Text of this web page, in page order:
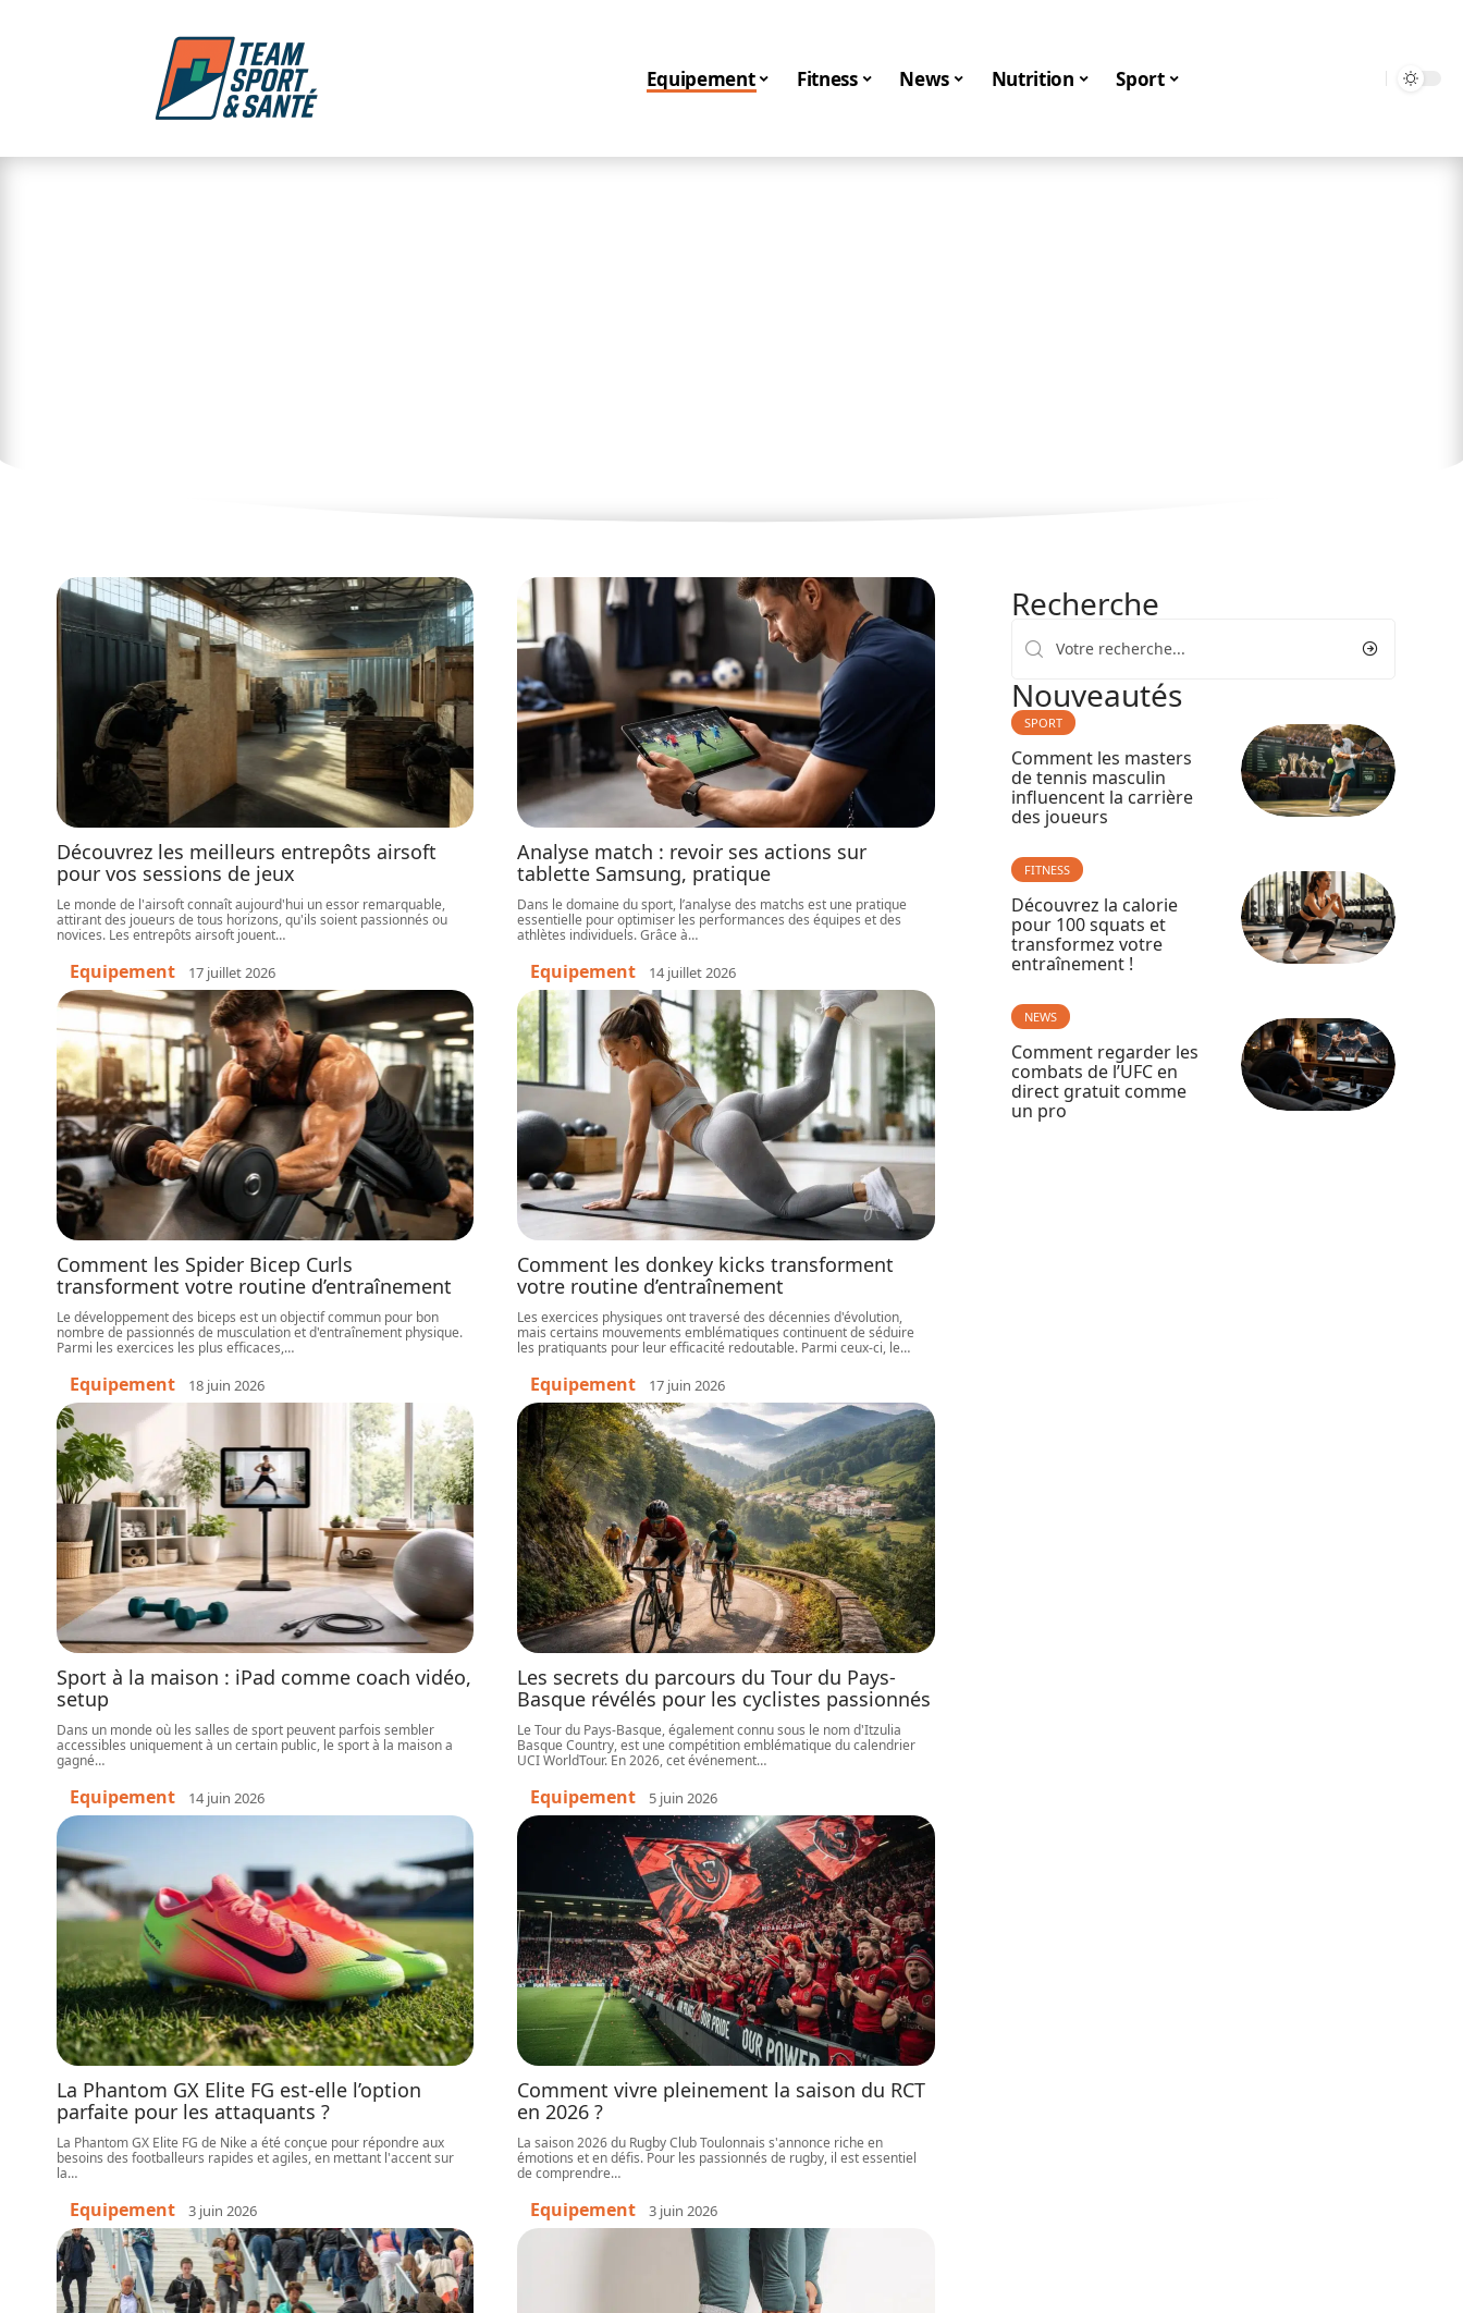
Equipement Fitness News Nutrition Sport
Découvrez les meilleurs entrepôts airsoft
pour vos sessions de jeux
Le monde de l'airsoft connaît aujourd'hui un essor remarquable,
attirant des joueurs de tous horizons, qu'ils soient passionnés ou
novices. Les entrepôts airsoft jouent…
Equipement 17 juillet 2026
Analyse match : revoir ses actions sur
tablette Samsung, pratique
Dans le domaine du sport, l’analyse des matchs est une pratique
essentielle pour optimiser les performances des équipes et des
athlètes individuels. Grâce à…
Equipement 14 juillet 2026
Comment les Spider Bicep Curls
transforment votre routine d’entraînement
Le développement des biceps est un objectif commun pour bon
nombre de passionnés de musculation et d'entraînement physique.
Parmi les exercices les plus efficaces,…
Equipement 18 juin 2026
Comment les donkey kicks transforment
votre routine d’entraînement
Les exercices physiques ont traversé des décennies d'évolution,
mais certains mouvements emblématiques continuent de séduire
les pratiquants pour leur efficacité redoutable. Parmi ceux-ci, le…
Equipement 17 juin 2026
Sport à la maison : iPad comme coach vidéo,
setup
Dans un monde où les salles de sport peuvent parfois sembler
accessibles uniquement à un certain public, le sport à la maison a
gagné…
Equipement 14 juin 2026
Les secrets du parcours du Tour du Pays-
Basque révélés pour les cyclistes passionnés
Le Tour du Pays-Basque, également connu sous le nom d'Itzulia
Basque Country, est une compétition emblématique du calendrier
UCI WorldTour. En 2026, cet événement…
Equipement 5 juin 2026
La Phantom GX Elite FG est-elle l’option
parfaite pour les attaquants ?
La Phantom GX Elite FG de Nike a été conçue pour répondre aux
besoins des footballeurs rapides et agiles, en mettant l'accent sur
la…
Equipement 3 juin 2026
Comment vivre pleinement la saison du RCT
en 2026 ?
La saison 2026 du Rugby Club Toulonnais s'annonce riche en
émotions et en défis. Pour les passionnés de rugby, il est essentiel
de comprendre…
Equipement 3 juin 2026
Recherche
Nouveautés
SPORT
Comment les masters
de tennis masculin
influencent la carrière
des joueurs
FITNESS
Découvrez la calorie
pour 100 squats et
transformez votre
entraînement !
NEWS
Comment regarder les
combats de l’UFC en
direct gratuit comme
un pro